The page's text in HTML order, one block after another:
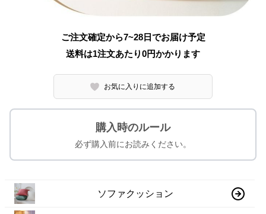
ご注文確定から7~28日でお届け予定
送料は1注文あたり0円かかります
お気に入りに追加する
購入時のルール
必ず購入前にお読みください。
ソファクッション